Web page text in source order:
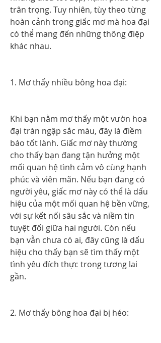
trân trọng. Tuy nhiên, tùy theo từng
hoàn cảnh trong giấc mơ mà hoa đại
có thể mang đến những thông điệp
khác nhau.
1. Mơ thấy nhiều bông hoa đại:
Khi bạn nằm mơ thấy một vườn hoa
đại tràn ngập sắc màu, đây là điềm
báo tốt lành. Giấc mơ này thường
cho thấy bạn đang tận hưởng một
mối quan hệ tình cảm vô cùng hạnh
phúc và viên mãn. Nếu bạn đang có
người yêu, giấc mơ này có thể là dấu
hiệu của một mối quan hệ bền vững,
với sự kết nối sâu sắc và niềm tin
tuyệt đối giữa hai người. Còn nếu
bạn vẫn chưa có ai, đây cũng là dấu
hiệu cho thấy bạn sẽ tìm thấy một
tình yêu đích thực trong tương lai
gần.
2. Mơ thấy bông hoa đại bị héo: